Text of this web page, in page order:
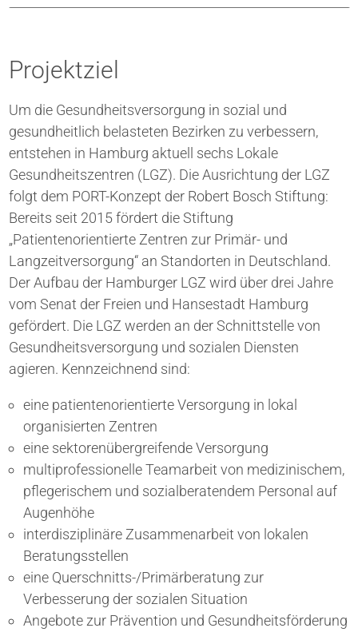
Projektziel
Um die Gesundheitsversorgung in sozial und
gesundheitlich belasteten Bezirken zu verbessern,
entstehen in Hamburg aktuell sechs Lokale
Gesundheitszentren (LGZ). Die Ausrichtung der LGZ
folgt dem PORT-Konzept der Robert Bosch Stiftung:
Bereits seit 2015 fördert die Stiftung
„Patientenorientierte Zentren zur Primär- und
Langzeitversorgung“ an Standorten in Deutschland.
Der Aufbau der Hamburger LGZ wird über drei Jahre
vom Senat der Freien und Hansestadt Hamburg
gefördert. Die LGZ werden an der Schnittstelle von
Gesundheitsversorgung und sozialen Diensten
agieren. Kennzeichnend sind:
eine patientenorientierte Versorgung in lokal
organisierten Zentren
eine sektorenübergreifende Versorgung
multiprofessionelle Teamarbeit von medizinischem,
pflegerischem und sozialberatendem Personal auf
Augenhöhe
interdisziplinäre Zusammenarbeit von lokalen
Beratungsstellen
eine Querschnitts-/Primärberatung zur
Verbesserung der sozialen Situation
Angebote zur Prävention und Gesundheitsförderung